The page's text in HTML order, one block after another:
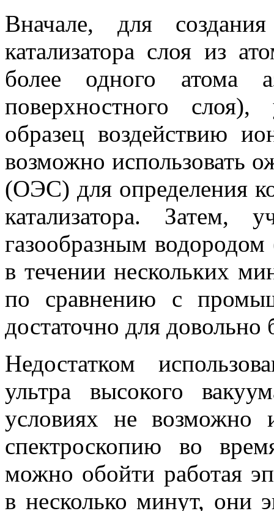
Вначале, для
катализатора слоя из
более одного атома
поверхностного
образец воздействию
возможно использовать
(ОЭС) для определения
катализатора. Затем,
газообразным
в течении нескольких
по сравнению с
достаточно для
Недостатком
ультра высокого
условиях не возможно
спектроскопию во
можно обойти работая
в несколько минут, они